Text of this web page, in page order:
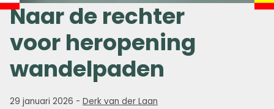
Naar de rechter
voor heropening
wandelpaden
29 januari 2026 - Derk van der Laan